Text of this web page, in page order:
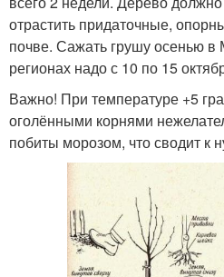
отрастить придаточные,
почве. Сажать грушу осенью
регионах надо с 10 по 15
Важно! При температуре +5
оголёнными корнями
побиты морозом, что сводит к